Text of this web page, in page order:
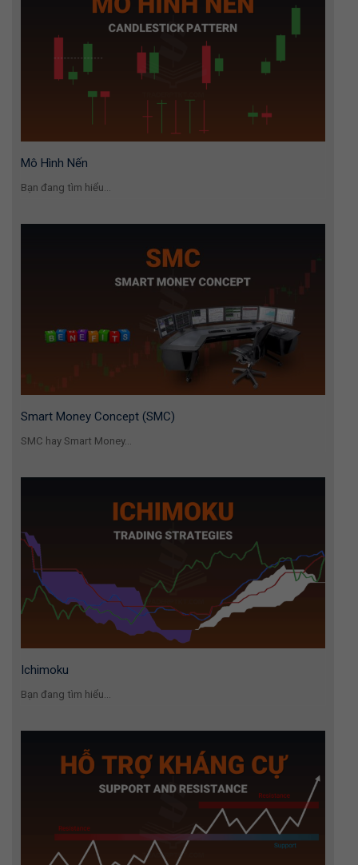
Mô Hình Nến
Bạn đang tìm hiểu...
Smart Money Concept (SMC)
SMC hay Smart Money...
Ichimoku
Bạn đang tìm hiểu...